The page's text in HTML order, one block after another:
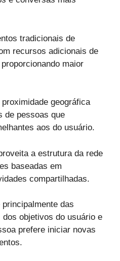
tradicionais de
recursos adicionais de
maior
geográfica
de pessoas que
aos do usuário.
a estrutura da rede
baseadas em
compartilhadas.
das
objetivos do usuário e
prefere iniciar novas